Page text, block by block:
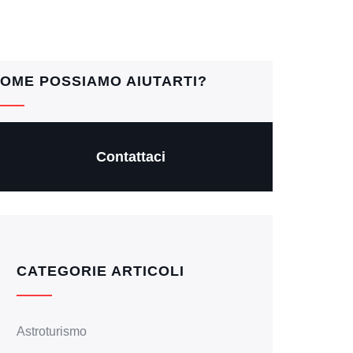
POSSIAMO AIUTARTI?
Contattaci
CATEGORIE ARTICOLI
Astroturismo